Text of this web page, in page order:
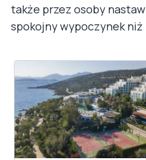
także przez osoby
spokojny wypoczynek niż